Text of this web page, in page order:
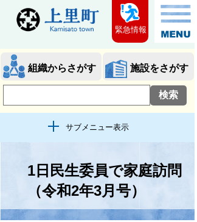
組織からさがす 施設をさがす
サブメニュー表示
緊急情報
1日民生委員で家庭訪問
（令和2年3月号）